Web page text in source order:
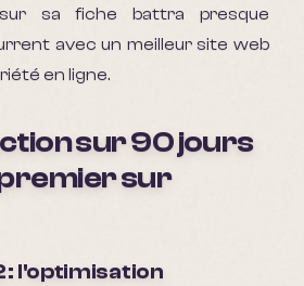
sur sa fiche battra presque
avec un meilleur site web
en ligne.
sur 90 jours
sur
: l'optimisation